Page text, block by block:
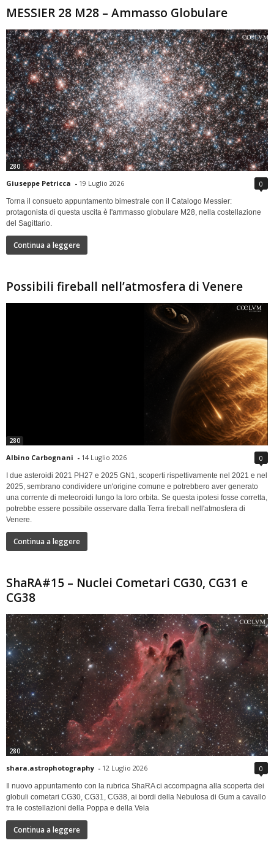
MESSIER 28 M28 – Ammasso Globulare
280
Giuseppe Petricca - 19 Luglio 2026 0
Torna il consueto appuntamento bimestrale con il Catalogo Messier:
protagonista di questa uscita è l'ammasso globulare M28, nella costellazione
del Sagittario.
Continua a leggere
Possibili fireball nell’atmosfera di Venere
280
Albino Carbognani - 14 Luglio 2026 0
I due asteroidi 2021 PH27 e 2025 GN1, scoperti rispettivamente nel 2021 e nel
2025, sembrano condividere un'origine comune e potrebbero aver generato
una corrente di meteoroidi lungo la loro orbita. Se questa ipotesi fosse corretta,
potrebbe essere possibile osservare dalla Terra fireball nell'atmosfera di
Venere.
Continua a leggere
ShaRA#15 – Nuclei Cometari CG30, CG31 e
CG38
280
shara.astrophotography - 12 Luglio 2026 0
Il nuovo appuntamento con la rubrica ShaRA ci accompagna alla scoperta dei
globuli cometari CG30, CG31, CG38, ai bordi della Nebulosa di Gum a cavallo
tra le costellazioni della Poppa e della Vela
Continua a leggere